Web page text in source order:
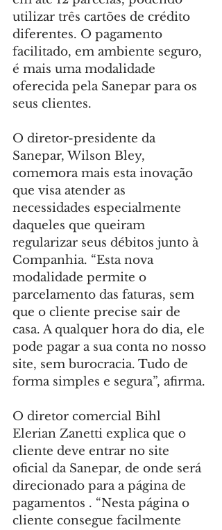
utilizar três cartões de crédito
diferentes. O pagamento
facilitado, em ambiente seguro,
é mais uma modalidade
oferecida pela Sanepar para os
seus clientes.
O diretor-presidente da
Sanepar, Wilson Bley,
comemora mais esta inovação
que visa atender as
necessidades especialmente
daqueles que queiram
regularizar seus débitos junto à
Companhia. “Esta nova
modalidade permite o
parcelamento das faturas, sem
que o cliente precise sair de
casa. A qualquer hora do dia, ele
pode pagar a sua conta no nosso
site, sem burocracia. Tudo de
forma simples e segura”, afirma.
O diretor comercial Bihl
Elerian Zanetti explica que o
cliente deve entrar no site
oficial da Sanepar, de onde será
direcionado para a página de
pagamentos . “Nesta página o
cliente consegue facilmente